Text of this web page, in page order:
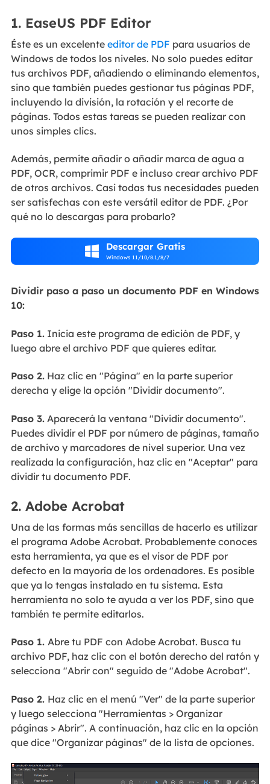
1. EaseUS PDF Editor
Éste es un excelente editor de PDF para usuarios de
Windows de todos los niveles. No solo puedes editar
tus archivos PDF, añadiendo o eliminando elementos,
sino que también puedes gestionar tus páginas PDF,
incluyendo la división, la rotación y el recorte de
páginas. Todos estas tareas se pueden realizar con
unos simples clics.
Además, permite añadir o añadir marca de agua a
PDF, OCR, comprimir PDF e incluso crear archivo PDF
de otros archivos. Casi todas tus necesidades pueden
ser satisfechas con este versátil editor de PDF. ¿Por
qué no lo descargas para probarlo?
 Descargar Gratis
Windows 11/10/8.1/8/7
Dividir paso a paso un documento PDF en Windows
10:
Paso 1.Inicia este programa de edición de PDF, y
luego abre el archivo PDF que quieres editar.
Paso 2.Haz clic en "Página" en la parte superior
derecha y elige la opción "Dividir documento".
Paso 3.Aparecerá la ventana "Dividir documento".
Puedes dividir el PDF por número de páginas, tamaño
de archivo y marcadores de nivel superior. Una vez
realizada la configuración, haz clic en "Aceptar" para
dividir tu documento PDF.
2. Adobe Acrobat
Una de las formas más sencillas de hacerlo es utilizar
el programa Adobe Acrobat. Probablemente conoces
esta herramienta, ya que es el visor de PDF por
defecto en la mayoría de los ordenadores. Es posible
que ya lo tengas instalado en tu sistema. Esta
herramienta no solo te ayuda a ver los PDF, sino que
también te permite editarlos.
Paso 1. Abre tu PDF con Adobe Acrobat. Busca tu
archivo PDF, haz clic con el botón derecho del ratón y
selecciona "Abrir con" seguido de "Adobe Acrobat".
Paso 2. Haz clic en el menú "Ver" de la parte superior
y luego selecciona "Herramientas > Organizar
páginas > Abrir". A continuación, haz clic en la opción
que dice "Organizar páginas" de la lista de opciones.